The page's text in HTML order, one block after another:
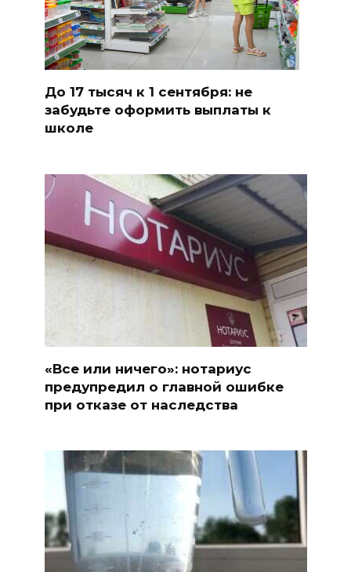
До 17 тысяч к 1 сентября: не
забудьте оформить выплаты к
школе
«Все или ничего»: нотариус
предупредил о главной ошибке
при отказе от наследства